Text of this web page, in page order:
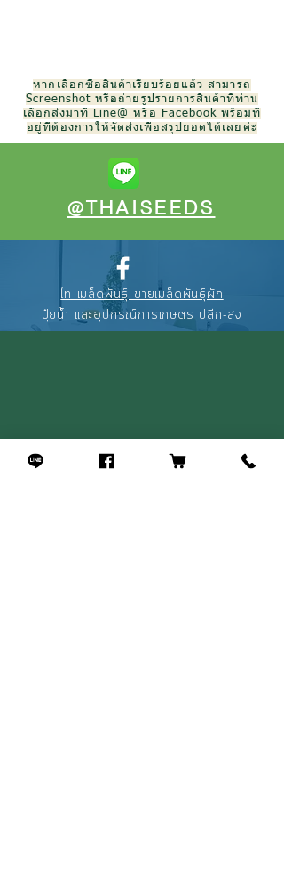
หากเลือกซื้อสินค้าเรียบร้อยแล้ว สามารถ
Screenshot หรือถ่ายรูปรายการสินค้าที่ท่าน
เลือกส่งมาที่ Line@ หรือ Facebook พร้อมที่
อยู่ที่ต้องการให้จัดส่งเพื่อสรุปยอดได้เลยค่ะ
@THAISEEDS
ไท เมล็ดพันธุ์ ขายเมล็ดพันธุ์ผัก
ปุ๋ยน้ำ และอุปกรณ์การเกษตร ปลีก-ส่ง
088-895-3327
(คุณณัฐ)